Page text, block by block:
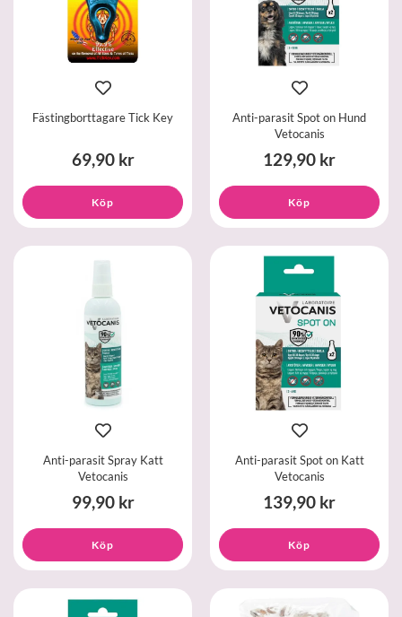
Fästingborttagare Tick Key
69,90 kr
Köp
Anti-parasit Spot on Hund
Vetocanis
129,90 kr
Köp
Anti-parasit Spray Katt
Vetocanis
99,90 kr
Köp
Anti-parasit Spot on Katt
Vetocanis
139,90 kr
Köp